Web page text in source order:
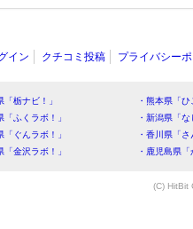
イン クチコミ投稿 プライバシー
「栃ナビ！」
・熊本県「
「ふくラボ！」
・新潟県「
「ぐんラボ！」
・香川県「
「金沢ラボ！」
・鹿児島県
(C) HitBit